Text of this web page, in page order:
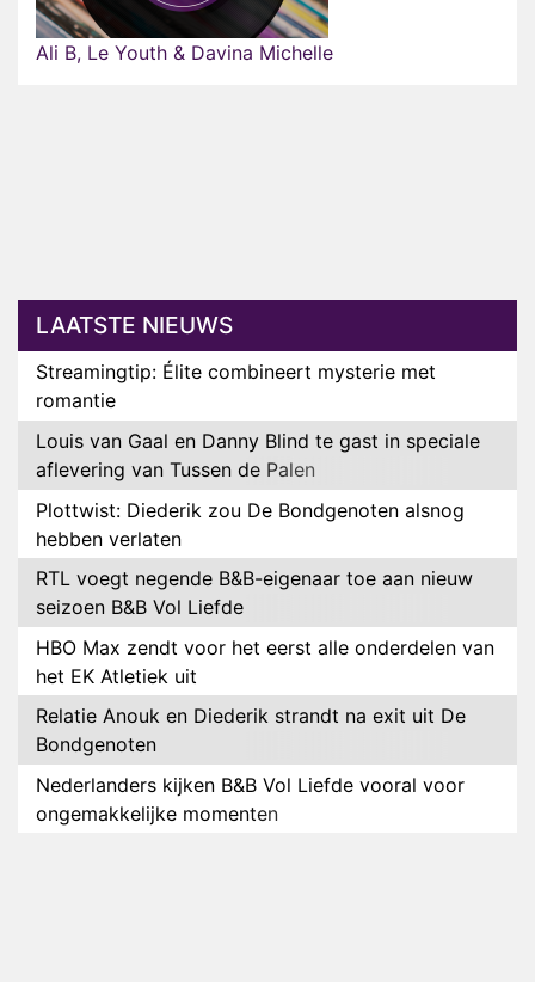
Ali B, Le Youth & Davina Michelle
LAATSTE NIEUWS
Streamingtip: Élite combineert mysterie met
romantie
Louis van Gaal en Danny Blind te gast in speciale
aflevering van Tussen de Palen
Plottwist: Diederik zou De Bondgenoten alsnog
hebben verlaten
RTL voegt negende B&B-eigenaar toe aan nieuw
seizoen B&B Vol Liefde
HBO Max zendt voor het eerst alle onderdelen van
het EK Atletiek uit
Relatie Anouk en Diederik strandt na exit uit De
Bondgenoten
Nederlanders kijken B&B Vol Liefde vooral voor
ongemakkelijke momenten